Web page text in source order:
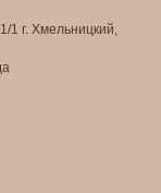
1 г. Хмельницкий,